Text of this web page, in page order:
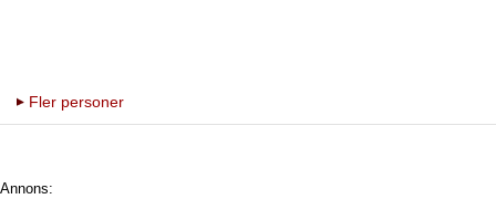
Fler personer
Annons: